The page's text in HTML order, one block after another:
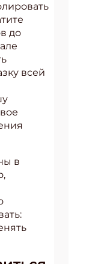
до
всей
в